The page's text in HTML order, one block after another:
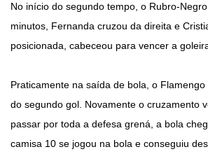
No início do segundo tempo, o Rubro-
minutos, Fernanda cruzou da direita e
posicionada, cabeceou para vencer a
Praticamente na saída de bola, o
do segundo gol. Novamente o cruzamento
passar por toda a defesa grená, a bola
camisa 10 se jogou na bola e conseguiu